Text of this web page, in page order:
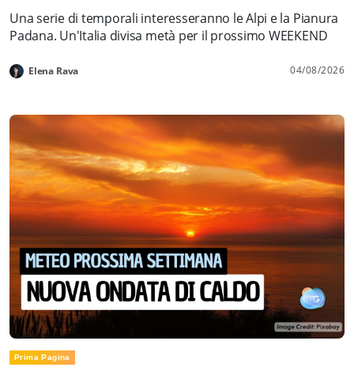
Una serie di temporali interesseranno le Alpi e la Pianura
Padana. Un'Italia divisa metà per il prossimo WEEKEND
Elena Rava 04/08/2026
Prima Pagina